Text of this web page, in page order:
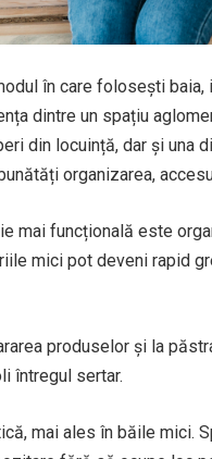
în care folosești baia,
dintre un spațiu
din locuință, dar și una
organizarea,
mai funcțională este
mici pot deveni rapid
produselor și la
întregul sertar.
mai ales în băile mici.